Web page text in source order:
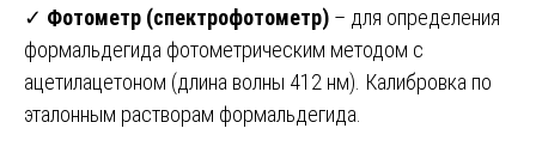
✓ Фотометр (спектрофотометр) – для определения
формальдегида фотометрическим методом с
ацетилацетоном (длина волны 412 нм). Калибровка по
эталонным растворам формальдегида.